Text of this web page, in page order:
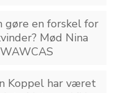
gøre en forskel for
Mød Nina
Koppel har været